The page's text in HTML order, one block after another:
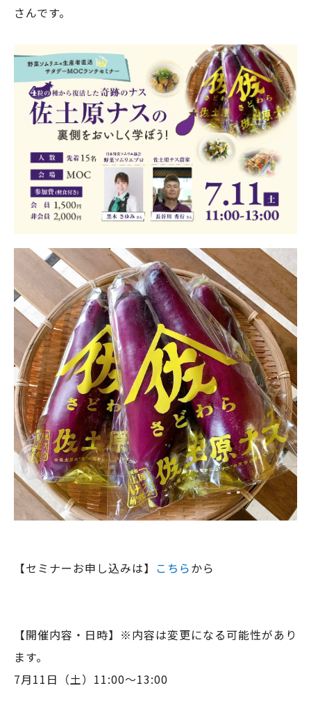
さんです。
【セミナーお申し込みは】 こちらから
【開催内容・日時】※内容は変更になる可能性があり
ます。
7月11日（土）11:00～13:00